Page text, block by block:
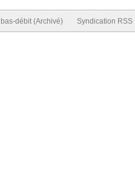
débit (Archivé) Syndication RSS